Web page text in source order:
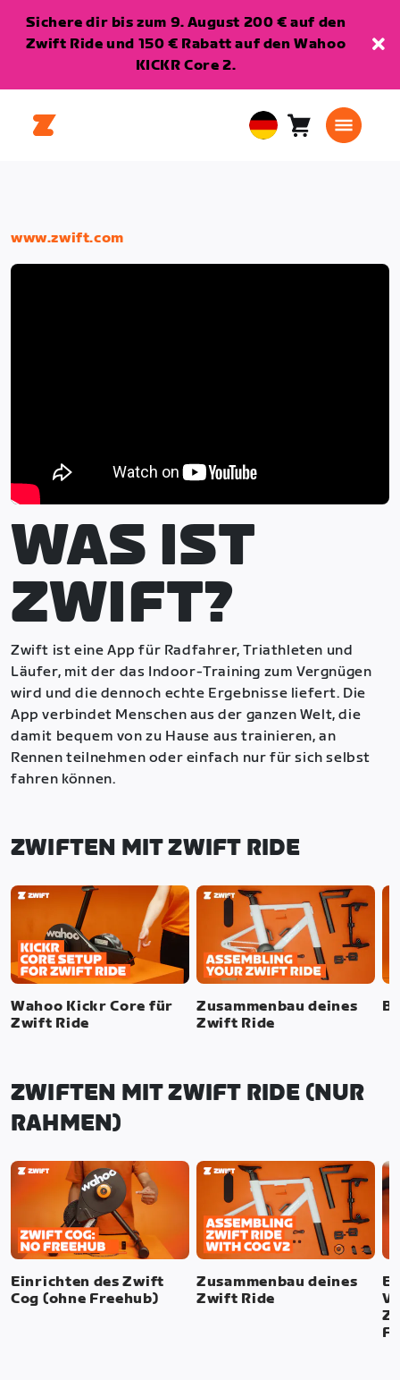
Sichere dir bis zum 9. August 200 € auf den
Zwift Ride und 150 € Rabatt auf den Wahoo
KICKR Core 2.
EuropeanWarenkorb
www.zwift.com
WAS IST
ZWIFT?
Zwift ist eine App für Radfahrer, Triathleten und
Läufer, mit der das Indoor-Training zum Vergnügen
wird und die dennoch echte Ergebnisse liefert. Die
App verbindet Menschen aus der ganzen Welt, die
damit bequem von zu Hause aus trainieren, an
Rennen teilnehmen oder einfach nur für sich selbst
fahren können.
ZWIFTEN MIT ZWIFT RIDE
Wahoo Kickr Core für
Zwift Ride
Zusammenbau deines
Zwift Ride
ZWIFTEN MIT ZWIFT RIDE (NUR
RAHMEN)
Einrichten des Zwift
Cog (ohne Freehub)
Zusammenbau deines
Zwift Ride